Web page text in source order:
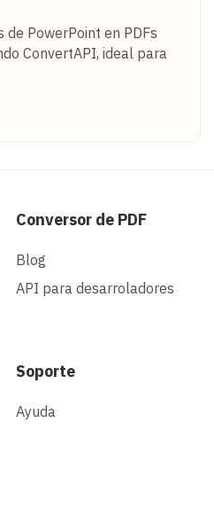
PowerPoint en PDFs
ConvertAPI, ideal para
Conversor de PDF
Blog
API para desarroladores
Soporte
Ayuda